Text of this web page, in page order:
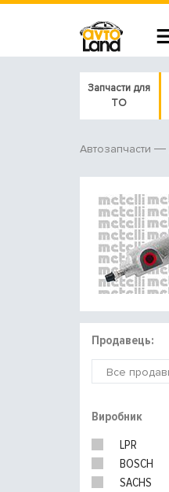
Запчасти для
ТО
Автозапчасти
Продавець:
Виробник
LPR
BOSCH
SACHS